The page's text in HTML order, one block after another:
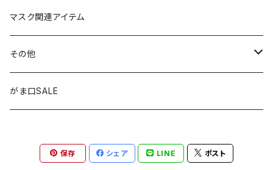
ミニサンキャッチャー
窓用サンキャッチャー
ブックマーカー
アクセサリー
長財布
ペンケース
通帳ケース
印鑑ケース
チャーム
ストラップ
ペンダント
メガネストラップ
マスク関連アイテム
その他
アジャスター
がま口SALE
保存 シェア LINE ポスト